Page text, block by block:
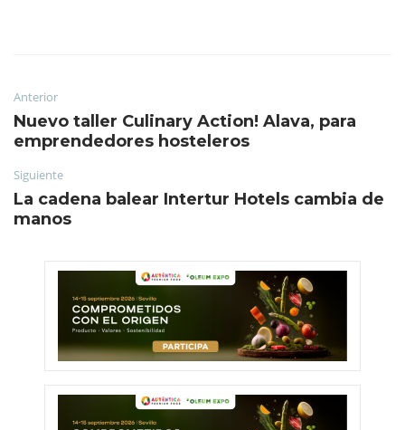
Anterior
Nuevo taller Culinary Action! Alava, para
emprendedores hosteleros
Siguiente
La cadena balear Intertur Hotels cambia de
manos